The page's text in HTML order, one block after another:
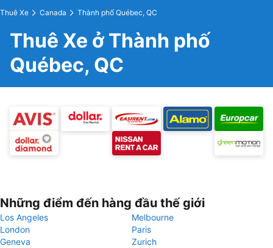
Thuê Xe Canada Thành phố Québec, QC
Thuê Xe ở Thành phố
Québec, QC
Những điểm đến hàng đầu thế giới
Los Angeles
Melbourne
London
Paris
Geneva
Zurich